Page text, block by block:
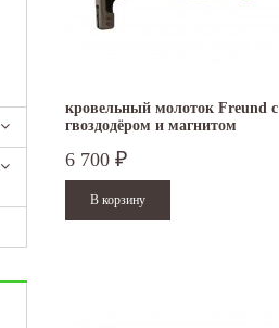
кровельный молоток Freund c
гвоздодёром и магнитом
6 700 ₽